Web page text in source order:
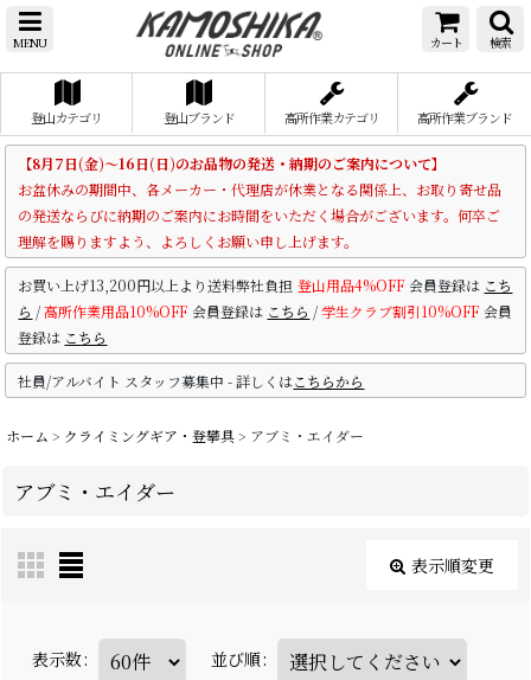
MENU カート 検索
登山カテゴリ 登山ブランド 高所作業カテゴリ 高所作業ブランド
【8月7日(金)～16日(日)のお品物の発送・納期のご案内について】
お盆休みの期間中、各メーカー・代理店が休業となる関係上、お取り寄せ品
の発送ならびに納期のご案内にお時間をいただく場合がございます。何卒ご
理解を賜りますよう、よろしくお願い申し上げます。
お買い上げ13,200円以上より送料弊社負担 登山用品4%OFF 会員登録は こち
ら /高所作業用品10%OFF 会員登録は こちら /学生クラブ割引10%OFF 会員
登録は こちら
社員/アルバイト スタッフ募集中 - 詳しくはこちらから
ホーム > クライミングギア・登攀具> アブミ・エイダー
アブミ・エイダー
表示順変更
表示数: 並び順: